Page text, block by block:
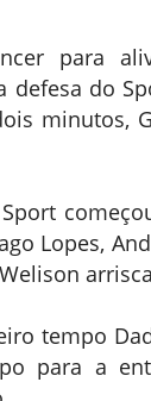
para
defesa do
minutos,
Lopes,
tempo
para a